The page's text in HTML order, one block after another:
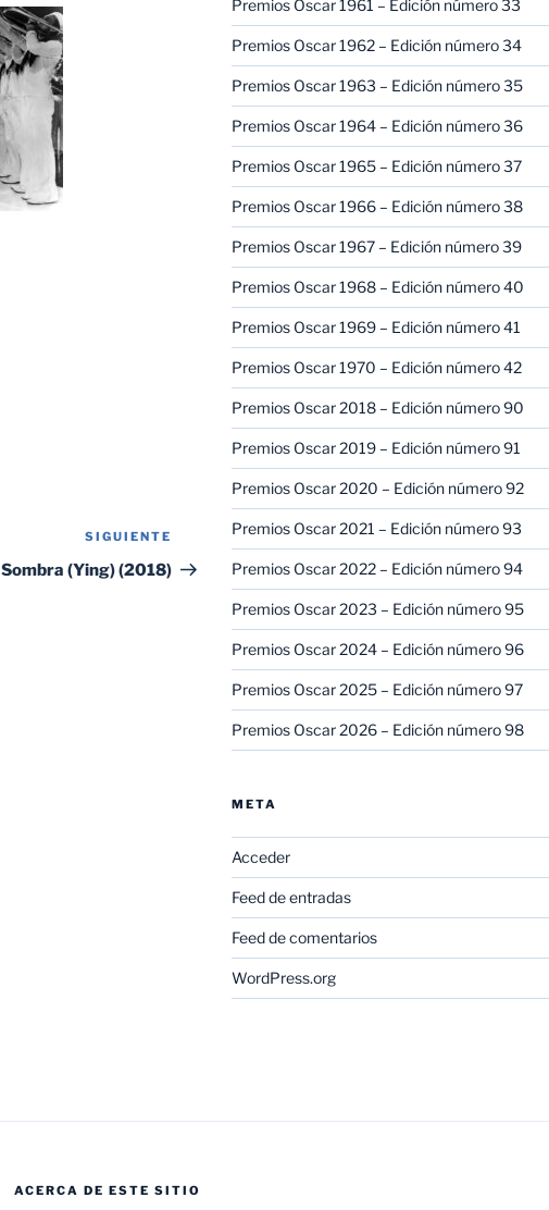
Siguiente
entrada
SIGUIENTE
Sombra (Ying) (2018)
Premios Oscar 1961 – Edición número 33
Premios Oscar 1962 – Edición número 34
Premios Oscar 1963 – Edición número 35
Premios Oscar 1964 – Edición número 36
Premios Oscar 1965 – Edición número 37
Premios Oscar 1966 – Edición número 38
Premios Oscar 1967 – Edición número 39
Premios Oscar 1968 – Edición número 40
Premios Oscar 1969 – Edición número 41
Premios Oscar 1970 – Edición número 42
Premios Oscar 2018 – Edición número 90
Premios Oscar 2019 – Edición número 91
Premios Oscar 2020 – Edición número 92
Premios Oscar 2021 – Edición número 93
Premios Oscar 2022 – Edición número 94
Premios Oscar 2023 – Edición número 95
Premios Oscar 2024 – Edición número 96
Premios Oscar 2025 – Edición número 97
Premios Oscar 2026 – Edición número 98
META
Acceder
Feed de entradas
Feed de comentarios
WordPress.org
ACERCA DE ESTE SITIO